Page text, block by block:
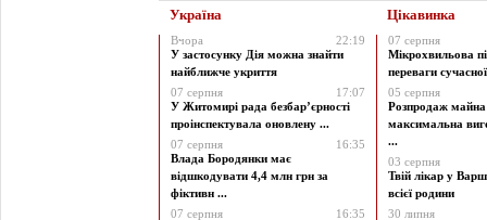
Україна Цікавинка
Вчора
22:19
У застосунку Дія можна знайти
найближче укриття
07 серпня
17:07
У Житомирі рада безбар’єрності
проінспектувала оновлену ...
07 серпня
16:35
Влада Бородянки має
відшкодувати 4,4 млн грн за
фіктивн ...
07 серпня
16:35
07 серпня
Мікрохвильова
переваги
05 серпня
Розпродаж майна
максимальна
...
03 серпня
Твій лікар у
всієї родини
30 липня